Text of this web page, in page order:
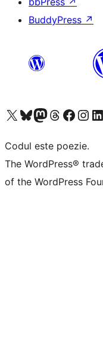
BuddyPress ↗
Mergi la contul nostru X (fost Twitter)
Vizitează contul nostru Bluesky
Vizitează contul nostru Mastodon
Vizitează contul nostru Threads
Vizitează pagina
Codul este poezie.
The WordPress®
of the WordPress